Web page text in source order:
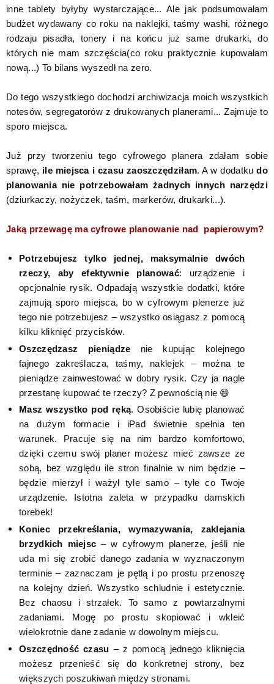
inne tablety byłyby wystarczające... Ale jak podsumowałam
budżet wydawany co roku na naklejki, taśmy washi, różnego
rodzaju pisadła, tonery i na końcu już same drukarki, do
których nie mam szczęścia(co roku praktycznie kupowałam
nową...) To bilans wyszedł na zero.
Do tego wszystkiego dochodzi archiwizacja moich wszystkich
notesów, segregatorów z drukowanych planerami... Zajmuje to
sporo miejsca.
Już przy tworzeniu tego cyfrowego planera zdałam sobie
sprawę, ile miejsca i czasu zaoszczędziłam. A w dodatkudo
planowania nie potrzebowałam żadnych innych narzędzi
(dziurkaczy, nożyczek, taśm, markerów, drukarki...).
Jaką przewagę ma cyfrowe planowanie nad papierowym?
Potrzebujesz tylko jednej, maksymalnie dwóch
rzeczy, aby efektywnie planować: urządzenie i
opcjonalnie rysik. Odpadają wszystkie dodatki, które
zajmują sporo miejsca, bo w cyfrowym plenerze już
tego nie potrzebujesz – wszystko osiągasz z pomocą
kilku kliknięć przycisków.
Oszczędzasz pieniądze nie kupując kolejnego
fajnego zakreślacza, taśmy, naklejek – można te
pieniądze zainwestować w dobry rysik. Czy ja nagle
przestanę kupować te rzeczy? Z pewnością nie 😄
Masz wszystko pod ręką. Osobiście lubię planować
na dużym formacie i iPad świetnie spełnia ten
warunek. Pracuje się na nim bardzo komfortowo,
dzięki czemu swój planer możesz mieć zawsze ze
sobą, bez względu ile stron finalnie w nim będzie –
będzie mierzył i ważył tyle samo – tyle co Twoje
urządzenie. Istotna zaleta w przypadku damskich
torebek!
Koniec przekreślania, wymazywania, zaklejania
brzydkich miejsc – w cyfrowym planerze, jeśli nie
uda mi się zrobić danego zadania w wyznaczonym
terminie – zaznaczam je pętlą i po prostu przenoszę
na kolejny dzień. Wszystko schludnie i estetycznie.
Bez chaosu i strzałek. To samo z powtarzalnymi
zadaniami. Mogę po prostu skopiować i wkleić
wielokrotnie dane zadanie w dowolnym miejscu.
Oszczędność czasu – z pomocą jednego kliknięcia
możesz przenieść się do konkretnej strony, bez
większych poszukiwań między stronami.